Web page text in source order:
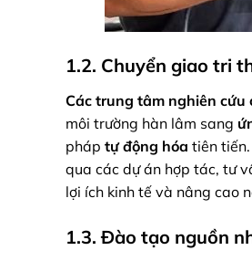
1.2. Chuyển giao tri
Các trung tâm nghiên cứu
môi trường hàn lâm sang
pháp tự động hóa tiên
qua các dự án hợp tác, tư
lợi ích kinh tế và nâng cao
1.3. Đào tạo nguồn